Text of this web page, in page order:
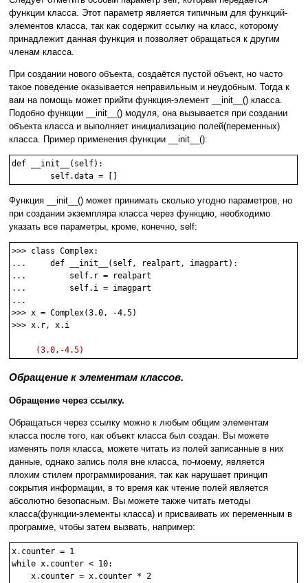
функции класса. Этот параметр является типичным для функций-
элементов класса, так как содержит ссылку на класс, которому
принадлежит данная функция и позволяет обращаться к другим
членам класса.
При создании нового объекта, создаётся пустой объект, но часто
такое поведение оказывается неправильным и неудобным. Тогда к
вам на помощь может прийти функция-элемент __init__() класса.
Подобно функции __init__() модуля, она вызывается при создании
объекта класса и выполняет инициализацию полей(переменных)
класса. Пример применения функции __init__():
def __init__(self):
Функция __init__() может принимать сколько угодно параметров, но
при создании экземпляра класса через функцию, необходимо
указать все параметры, кроме, конечно, self:
>>> class Complex:
...     def __init__(self, realpart, imagpart):
...         self.r = realpart
...         self.i = imagpart
...
>>> x = Complex(3.0, -4.5)
>>> x.r, x.i
(3.0,-4.5)
Обращение к элементам классов.
Обращение через ссылку.
Обращаться через ссылку можно к любым общим элементам
класса после того, как объект класса был создан. Вы можете
изменять поля класса, можете читать из полей записанные в них
данные, однако запись поля вне класса, по-моему, является
плохим стилем программирования, так как нарушает принцип
сокрытия информации, в то время как чтение полей является
абсолютно безопасным. Вы можете также читать методы
класса(функции-элементы класса) и присваивать их переменным в
программе, чтобы затем вызвать, например:
x.counter = 1
while x.counter < 10:
    x.counter = x.counter * 2